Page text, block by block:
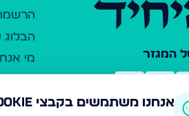
המגזר
הרשמה
הבלוג
מי
כליאנחנו משתמשים בקבצי Cookie